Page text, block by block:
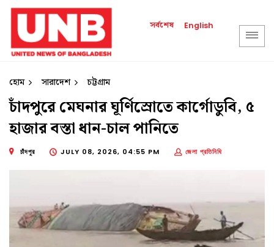
সর্বশেষ English
হোম সারাদেশ চট্টগ্রাম
চাঁদপুরে মেঘনার ঘূর্ণিস্রোতে কার্গোডুবি, ৫
হাজার বস্তা ধান-চাল পানিতে
চাঁদপুর JULY 08, 2026, 04:55 PM জেলা প্রতিনিধি